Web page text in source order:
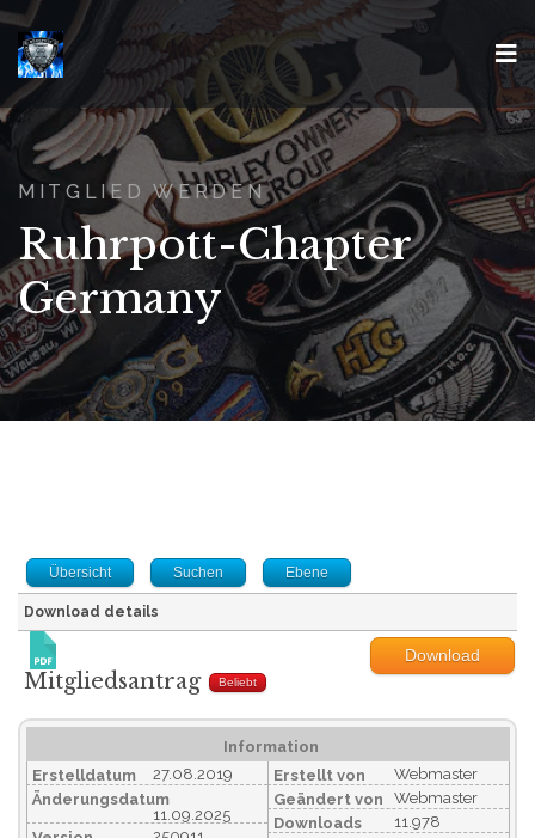
MITGLIED WERDEN
Ruhrpott-Chapter
Germany
Übersicht Suchen Ebene
Download details
Mitgliedsantrag Beliebt
Download
Information
Erstelldatum
27.08.2019
Änderungsdatum
11.09.2025
Erstellt von
Webmaster
Geändert von
Webmaster
Downloads
11.978